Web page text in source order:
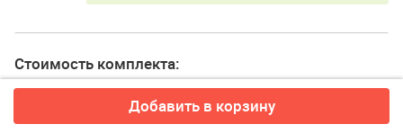
Добавить в корзину
Стоимость комплекта:
68 357 ₽
70 470 ₽
Выгода 2 113 ₽